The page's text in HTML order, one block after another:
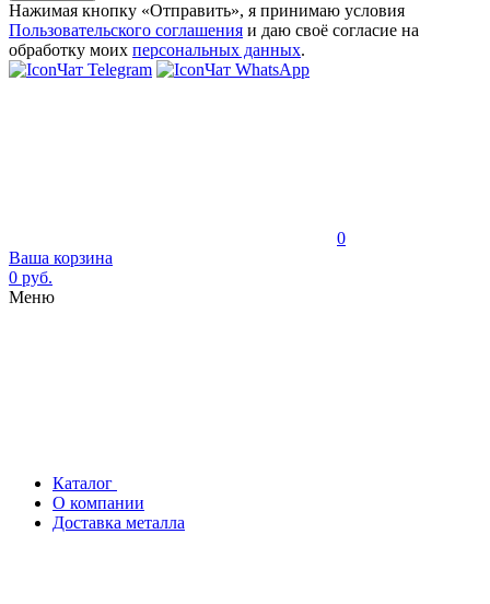
Нажимая кнопку «Отправить», я принимаю условия
Пользовательского соглашения и даю своё согласие на
обработку моих персональных данных.
Чат Telegram
Чат WhatsApp
0
Ваша корзина
0 руб.
Меню
Каталог
О компании
Доставка металла